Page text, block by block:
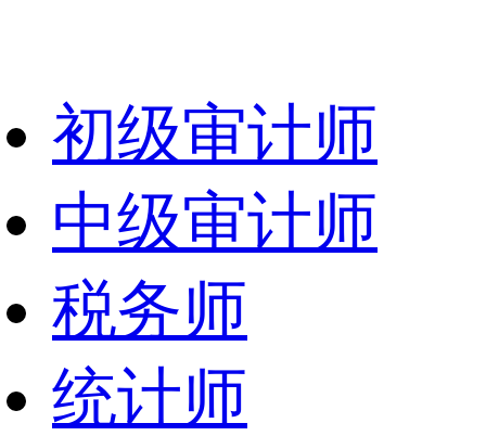
初级审计师
中级审计师
税务师
统计师